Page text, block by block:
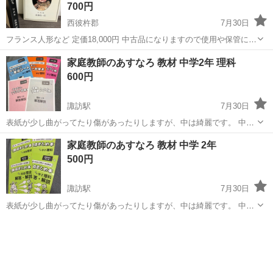
700円
西彼杵郡
7月30日
フランス人形など 定価18,000円 中古品になりますので使用や保管に伴
うヨゴレやダメージ等ご了承下さい。 細かい事気になる方、神経質な
方はご遠慮下さい。 ノーキャンセル、ノークレームノーリターンでお
願いします。 配...
長崎 西彼杵郡 写真集 アンティークドール
家庭教師のあすなろ 教材 中学2年 理科
600円
諏訪駅
7月30日
表紙が少し曲がってたり傷があったりしますが、中は綺麗です。 中2
理科 問題集 テスト対策本 要点シート 予習 復習 解答解説付き 専用の
ハードケースに入れてお渡しします。
長崎 大村市 諏訪駅 参考書 あすなろ
家庭教師のあすなろ 教材 中学 2年
500円
諏訪駅
7月30日
表紙が少し曲がってたり傷があったりしますが、中は綺麗です。 中2